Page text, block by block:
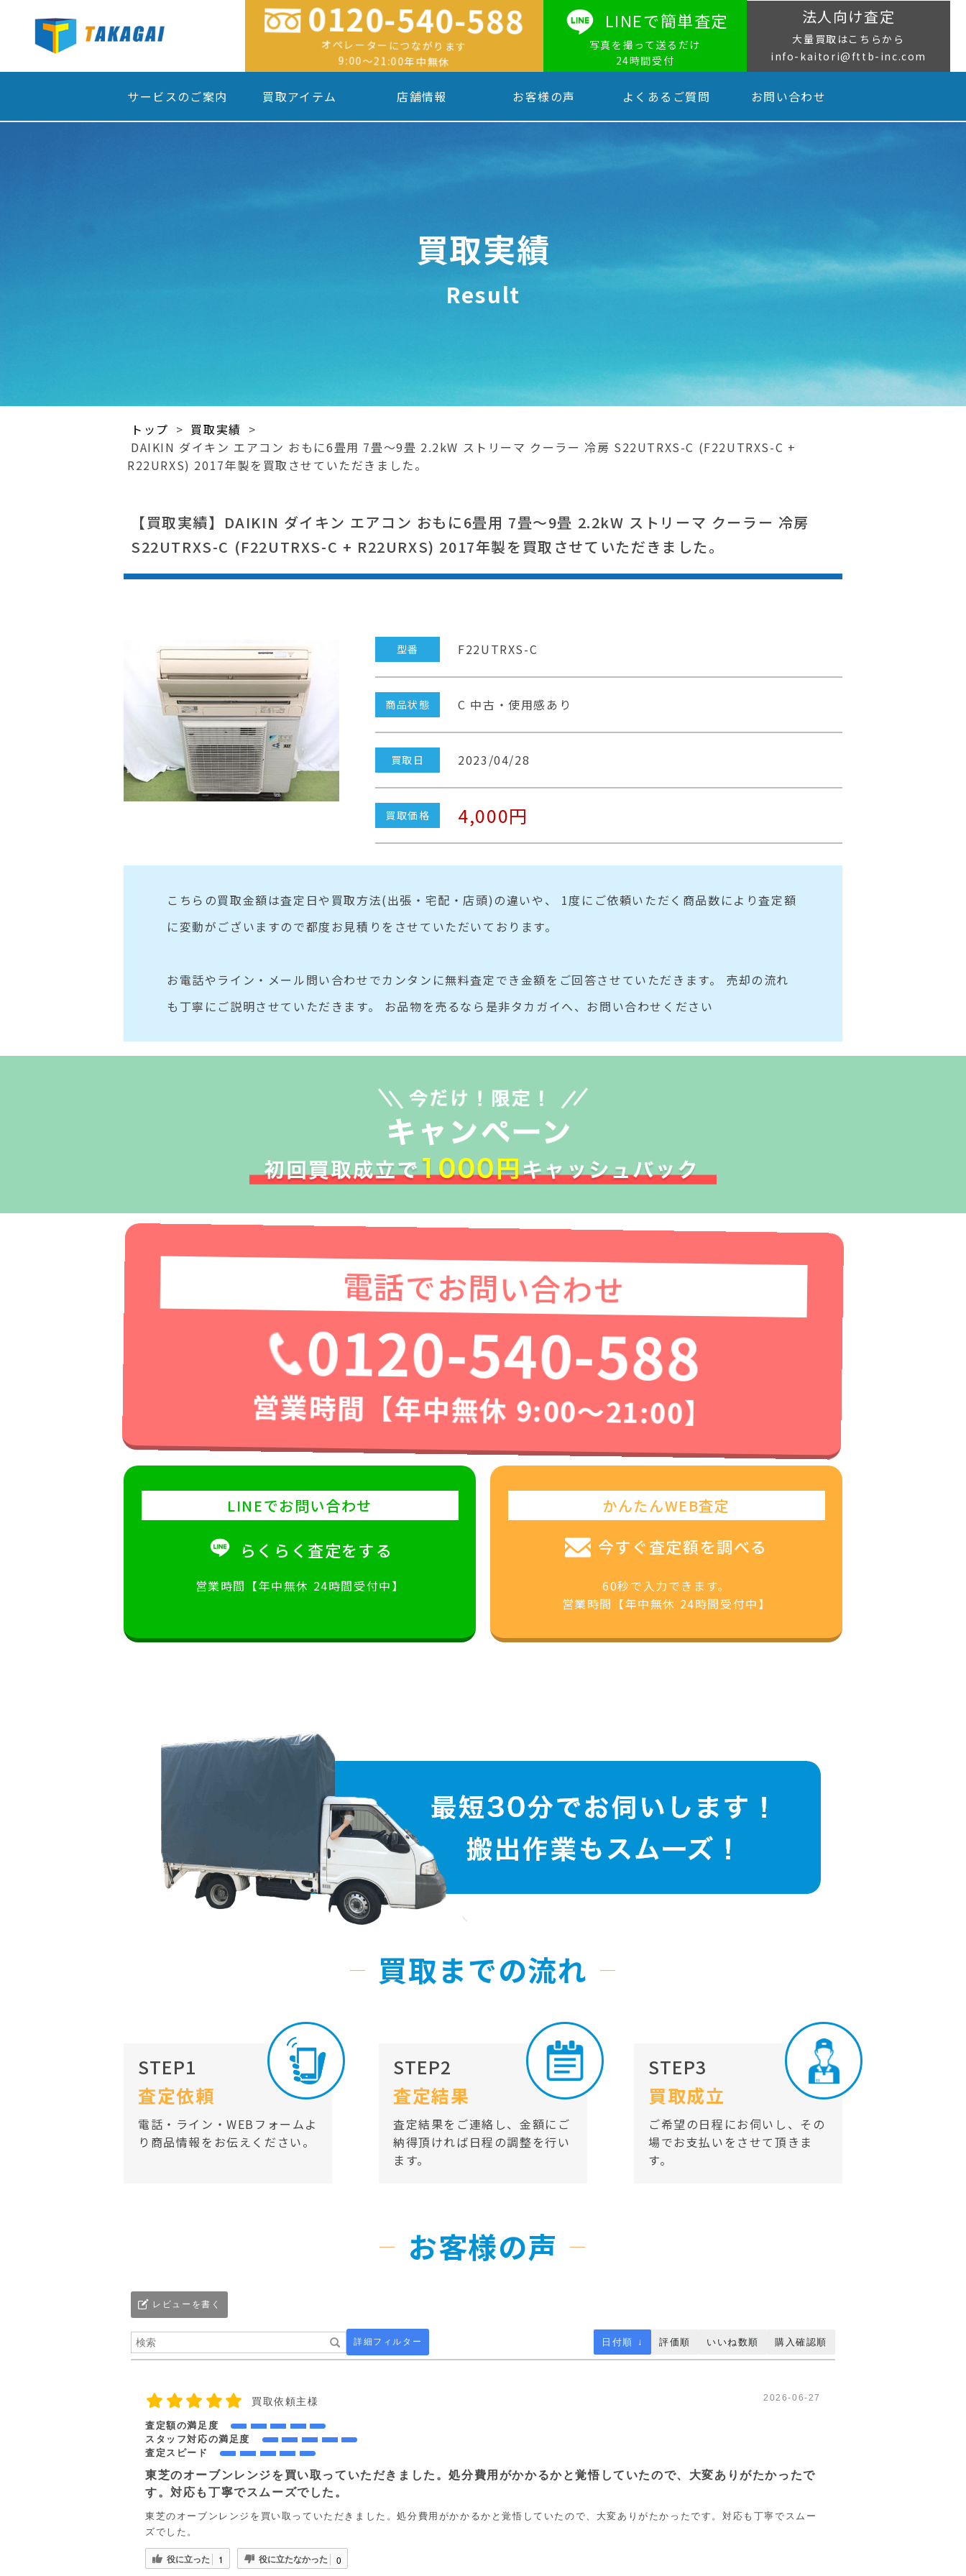
0120-540-588
オペレーターにつながります
9:00〜21:00年中無休
LINEで簡単査定
写真を撮って送るだけ
24時間受付
法人向け査定
大量買取はこちらから
info-kaitori@fttb-inc.com
サービスのご案内 買取アイテム 店舗情報 お客様の声 よくあるご質問 お問い合わせ
買取実績
Result
トップ > 買取実績 >
DAIKIN ダイキン エアコン おもに6畳用 7畳～9畳 2.2kW ストリーマ クーラー 冷房 S22UTRXS-C (F22UTRXS-C +
R22URXS) 2017年製を買取させていただきました。
【買取実績】DAIKIN ダイキン エアコン おもに6畳用 7畳～9畳 2.2kW ストリーマ クーラー 冷房
S22UTRXS-C (F22UTRXS-C + R22URXS) 2017年製を買取させていただきました。
型番 F22UTRXS-C
商品状態 C 中古・使用感あり
買取日 2023/04/28
買取価格 4,000円
こちらの買取金額は査定日や買取方法(出張・宅配・店頭)の違いや、 1度にご依頼いただく商品数により査定額
に変動がございますので都度お見積りをさせていただいております。
お電話やライン・メール問い合わせでカンタンに無料査定でき金額をご回答させていただきます。 売却の流れ
も丁寧にご説明させていただきます。 お品物を売るなら是非タカガイへ、お問い合わせください
電話でお問い合わせ
0120-540-588
営業時間【年中無休 9:00〜21:00】
LINEでお問い合わせ
らくらく査定をする
営業時間【年中無休 24時間受付中】
かんたんWEB査定
今すぐ査定額を調べる
60秒で入力できます。
営業時間【年中無休 24時間受付中】
買取までの流れ
STEP1
査定依頼
電話・ライン・WEBフォームよ
り商品情報をお伝えください。
STEP2
査定結果
査定結果をご連絡し、金額にご
納得頂ければ日程の調整を行い
ます。
STEP3
買取成立
ご希望の日程にお伺いし、その
場でお支払いをさせて頂きま
す。
お客様の声
レビューを書く
詳細フィルター 日付順 ↓ 評価順 いいね数順 購入確認順
買取依頼主様 2026-06-27
査定額の満足度
スタッフ対応の満足度
査定スピード
東芝のオーブンレンジを買い取っていただきました。処分費用がかかるかと覚悟していたので、大変ありがたかったで
す。対応も丁寧でスムーズでした。
東芝のオーブンレンジを買い取っていただきました。処分費用がかかるかと覚悟していたので、大変ありがたかったです。対応も丁寧でスムー
ズでした。
役に立った 1 役に立たなかった 0